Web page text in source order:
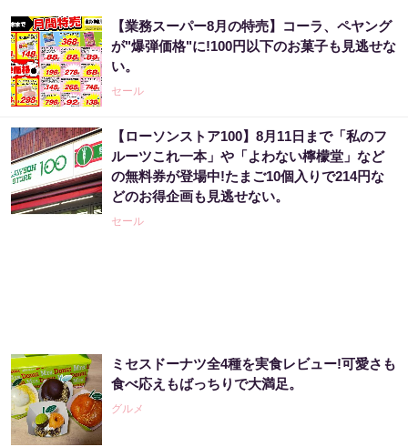
【業務スーパー8月の特売】コーラ、ペヤング
が"爆弾価格"に!100円以下のお菓子も見逃せな
い。
セール
【ローソンストア100】8月11日まで「私のフ
ルーツこれ一本」や「よわない檸檬堂」など
の無料券が登場中!たまご10個入りで214円な
どのお得企画も見逃せない。
セール
ミセスドーナツ全4種を実食レビュー!可愛さも
食べ応えもばっちりで大満足。
グルメ